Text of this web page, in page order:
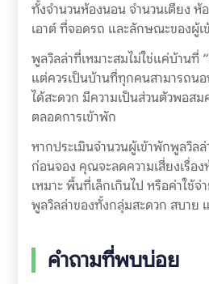
ทั้งจำนวนห้องนอน จำนวนเตียง ห้
เอาต์ ที่จอดรถ และลักษณะของผู้
พูลวิลล่าที่เหมาะสมไม่ใช่แค่บ้านที่
แต่ควรเป็นบ้านที่ทุกคนสามารถน
ได้สะดวก มีความเป็นส่วนตัวพอส
ตลอดการเข้าพัก
หากประเมินจำนวนผู้เข้าพักพูลวิล
ก่อนจอง คุณจะลดความเสี่ยงเรื่อง
เหมาะ พื้นที่เล็กเกินไป หรือค่าใช้
พูลวิลล่าของทั้งกลุ่มสะดวก สบาย
คำถามที่พบบ่อย